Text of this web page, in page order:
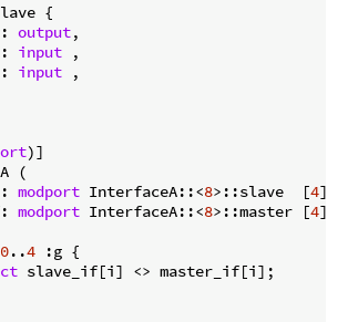
{
output,
input ,
input ,
(
modport InterfaceA::<8>::slave  [4],
modport InterfaceA::<8>::master [4],
0..4 :g {
slave_if[i] <> master_if[i];